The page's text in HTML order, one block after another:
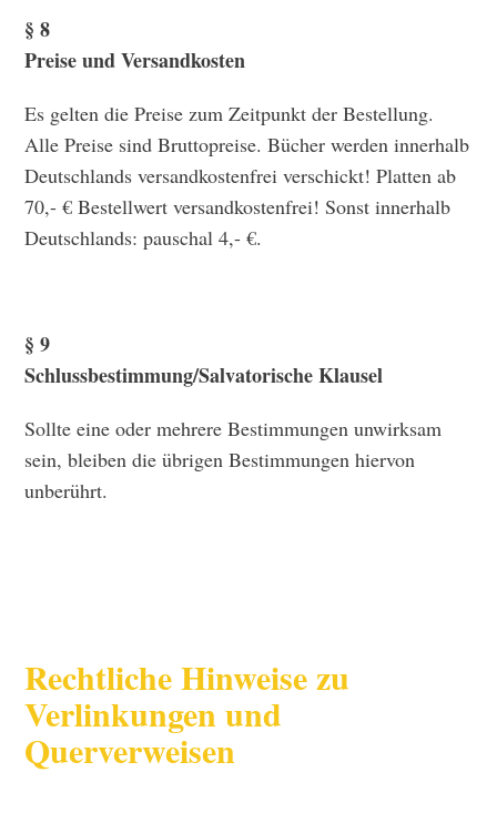
§ 8
Preise und Versandkosten
Es gelten die Preise zum Zeitpunkt der Bestellung.
Alle Preise sind Bruttopreise. Bücher werden innerhalb
Deutschlands versandkostenfrei verschickt! Platten ab
70,- € Bestellwert versandkostenfrei! Sonst innerhalb
Deutschlands: pauschal 4,- €.
§ 9
Schlussbestimmung/Salvatorische Klausel
Sollte eine oder mehrere Bestimmungen unwirksam
sein, bleiben die übrigen Bestimmungen hiervon
unberührt.
Rechtliche Hinweise zu
Verlinkungen und
Querverweisen